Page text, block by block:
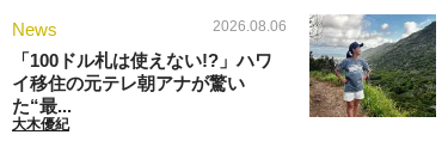
News 2026.08.06
「100ドル札は使えない!?」ハワ
イ移住の元テレ朝アナが驚い
た“最...
大木優紀